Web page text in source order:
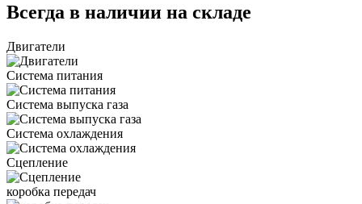
Всегда в наличии на складе
Двигатели
Система питания
Система выпуска газа
Система охлаждения
Сцепление
коробка передач